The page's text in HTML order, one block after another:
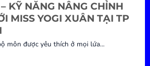
KỸ NĂNG NÂNG CHỈNH
MISS YOGI XUÂN TẠI TP
được yêu thích ở mọi lứa...